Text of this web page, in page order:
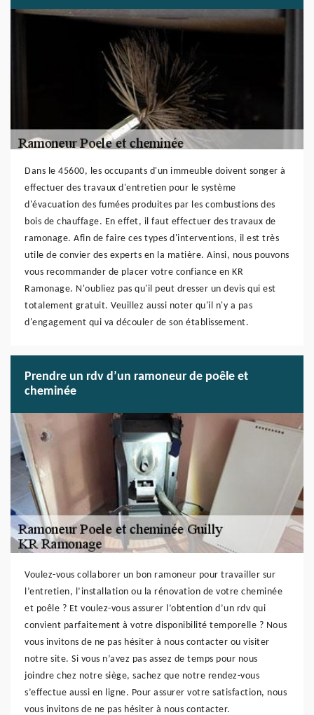
Dans le 45600, les occupants d'un immeuble doivent songer à
effectuer des travaux d'entretien pour le système
d'évacuation des fumées produites par les combustions des
bois de chauffage. En effet, il faut effectuer des travaux de
ramonage. Afin de faire ces types d'interventions, il est très
utile de convier des experts en la matière. Ainsi, nous pouvons
vous recommander de placer votre confiance en KR
Ramonage. N'oubliez pas qu'il peut dresser un devis qui est
totalement gratuit. Veuillez aussi noter qu'il n'y a pas
d'engagement qui va découler de son établissement.
Prendre un rdv d’un ramoneur de poêle et
cheminée
Voulez-vous collaborer un bon ramoneur pour travailler sur
l’entretien, l’installation ou la rénovation de votre cheminée
et poêle ? Et voulez-vous assurer l’obtention d’un rdv qui
convient parfaitement à votre disponibilité temporelle ? Nous
vous invitons de ne pas hésiter à nous contacter ou visiter
notre site. Si vous n’avez pas assez de temps pour nous
joindre chez notre siège, sachez que notre rendez-vous
s’effectue aussi en ligne. Pour assurer votre satisfaction, nous
vous invitons de ne pas hésiter à nous contacter.